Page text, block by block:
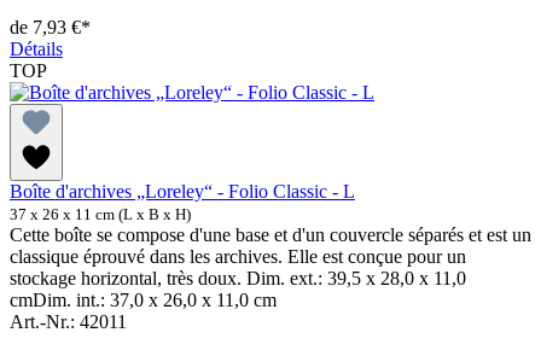
de 7,93 €*
Détails
TOP
Boîte d'archives „Loreley“ - Folio Classic - L
37 x 26 x 11 cm (L x B x H)
Cette boîte se compose d'une base et d'un couvercle séparés et est un
classique éprouvé dans les archives. Elle est conçue pour un
stockage horizontal, très doux. Dim. ext.: 39,5 x 28,0 x 11,0
cmDim. int.: 37,0 x 26,0 x 11,0 cm
Art.-Nr.: 42011